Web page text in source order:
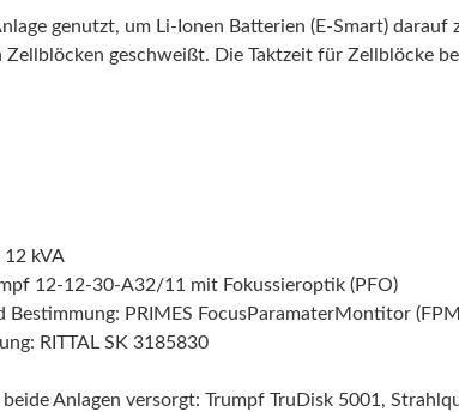
genutzt, um Li-Ionen Batterien (E-Smart)
Zellblöcken geschweißt. Die Taktzeit für Zellblöcke
12 kVA
12-12-30-A32/11 mit Fokussieroptik (PFO)
Bestimmung: PRIMES FocusParamaterMontitor
RITTAL SK 3185830
beide Anlagen versorgt: Trumpf TruDisk 5001,